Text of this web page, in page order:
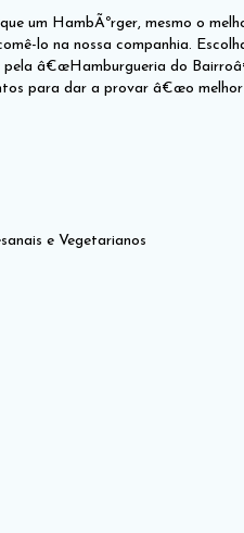
um HambÃºrger, mesmo o
lo na nossa companhia.
â€œHamburgueria do
para dar a provar â€œo melhor
e Vegetarianos